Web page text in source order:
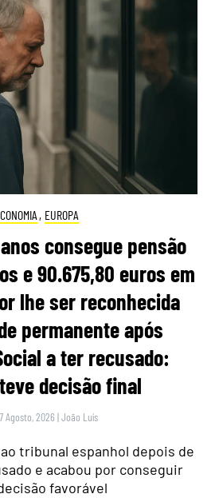
, EUROPA
consegue pensão
e 90.675,80 euros em
lhe ser reconhecida
permanente após
a ter recusado:
decisão final
Agosto, 2026 |João Luís
tribunal espanhol depois de
e acabou por conseguir
favorável